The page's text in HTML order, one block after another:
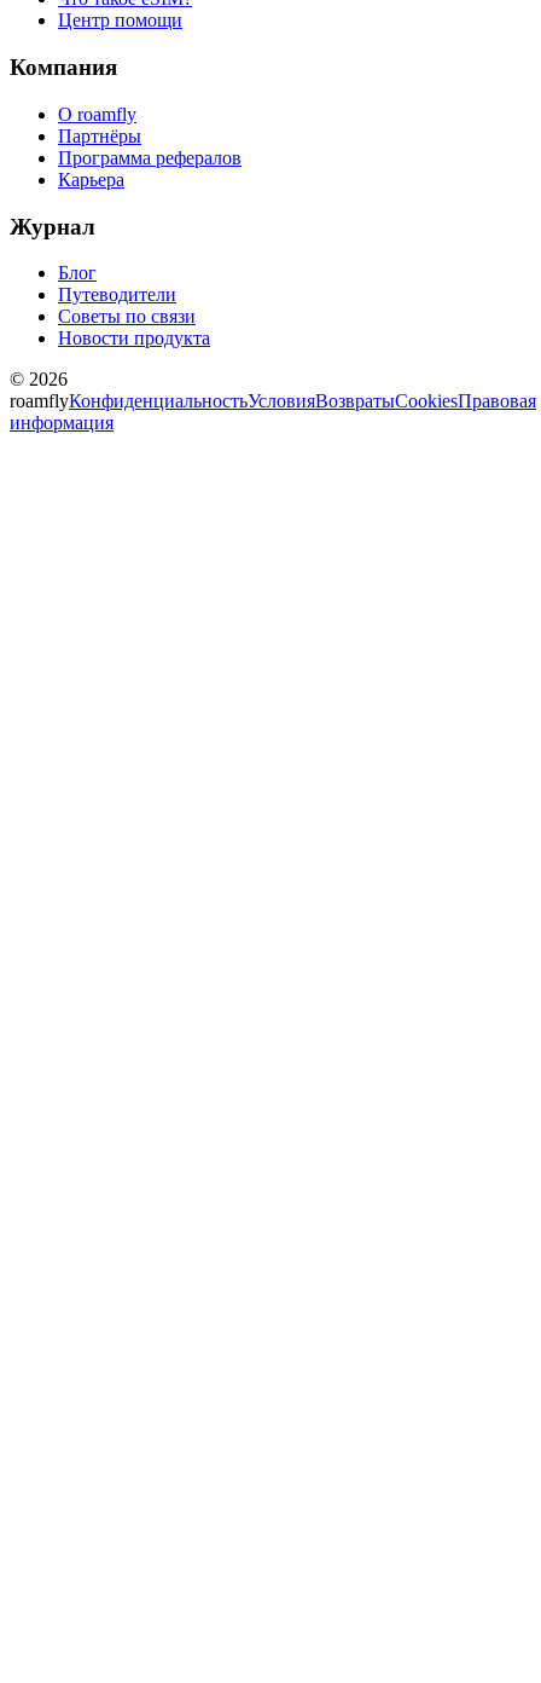
Центр помощи
Компания
О roamfly
Партнёры
Программа рефералов
Карьера
Журнал
Блог
Путеводители
Советы по связи
Новости продукта
© 2026
roamflyКонфиденциальностьУсловияВозвратыCookiesПравовая
информация